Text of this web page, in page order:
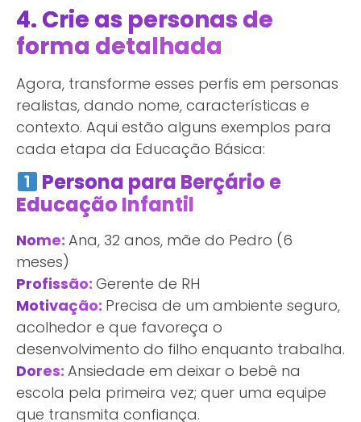
4. Crie as personas de
forma detalhada
Agora, transforme esses perfis em personas
realistas, dando nome, características e
contexto. Aqui estão alguns exemplos para
cada etapa da Educação Básica:
Persona para Berçário e
Educação Infantil
Nome: Ana, 32 anos, mãe do Pedro (6
meses)
Profissão: Gerente de RH
Motivação: Precisa de um ambiente seguro,
acolhedor e que favoreça o
desenvolvimento do filho enquanto trabalha.
Dores: Ansiedade em deixar o bebê na
escola pela primeira vez; quer uma equipe
que transmita confiança.